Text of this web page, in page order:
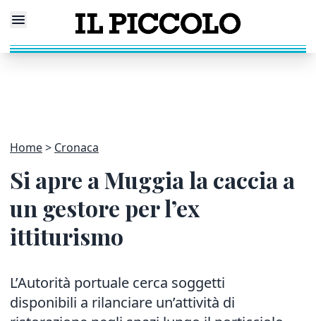
Home Cronaca
Si apre a Muggia la caccia a
un gestore per l’ex
ittiturismo
L’Autorità portuale cerca soggetti
disponibili a rilanciare un’attività di